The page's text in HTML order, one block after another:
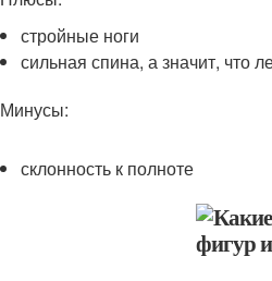
стройные ноги
сильная спина, а значит, что
Минусы:
склонность к полноте